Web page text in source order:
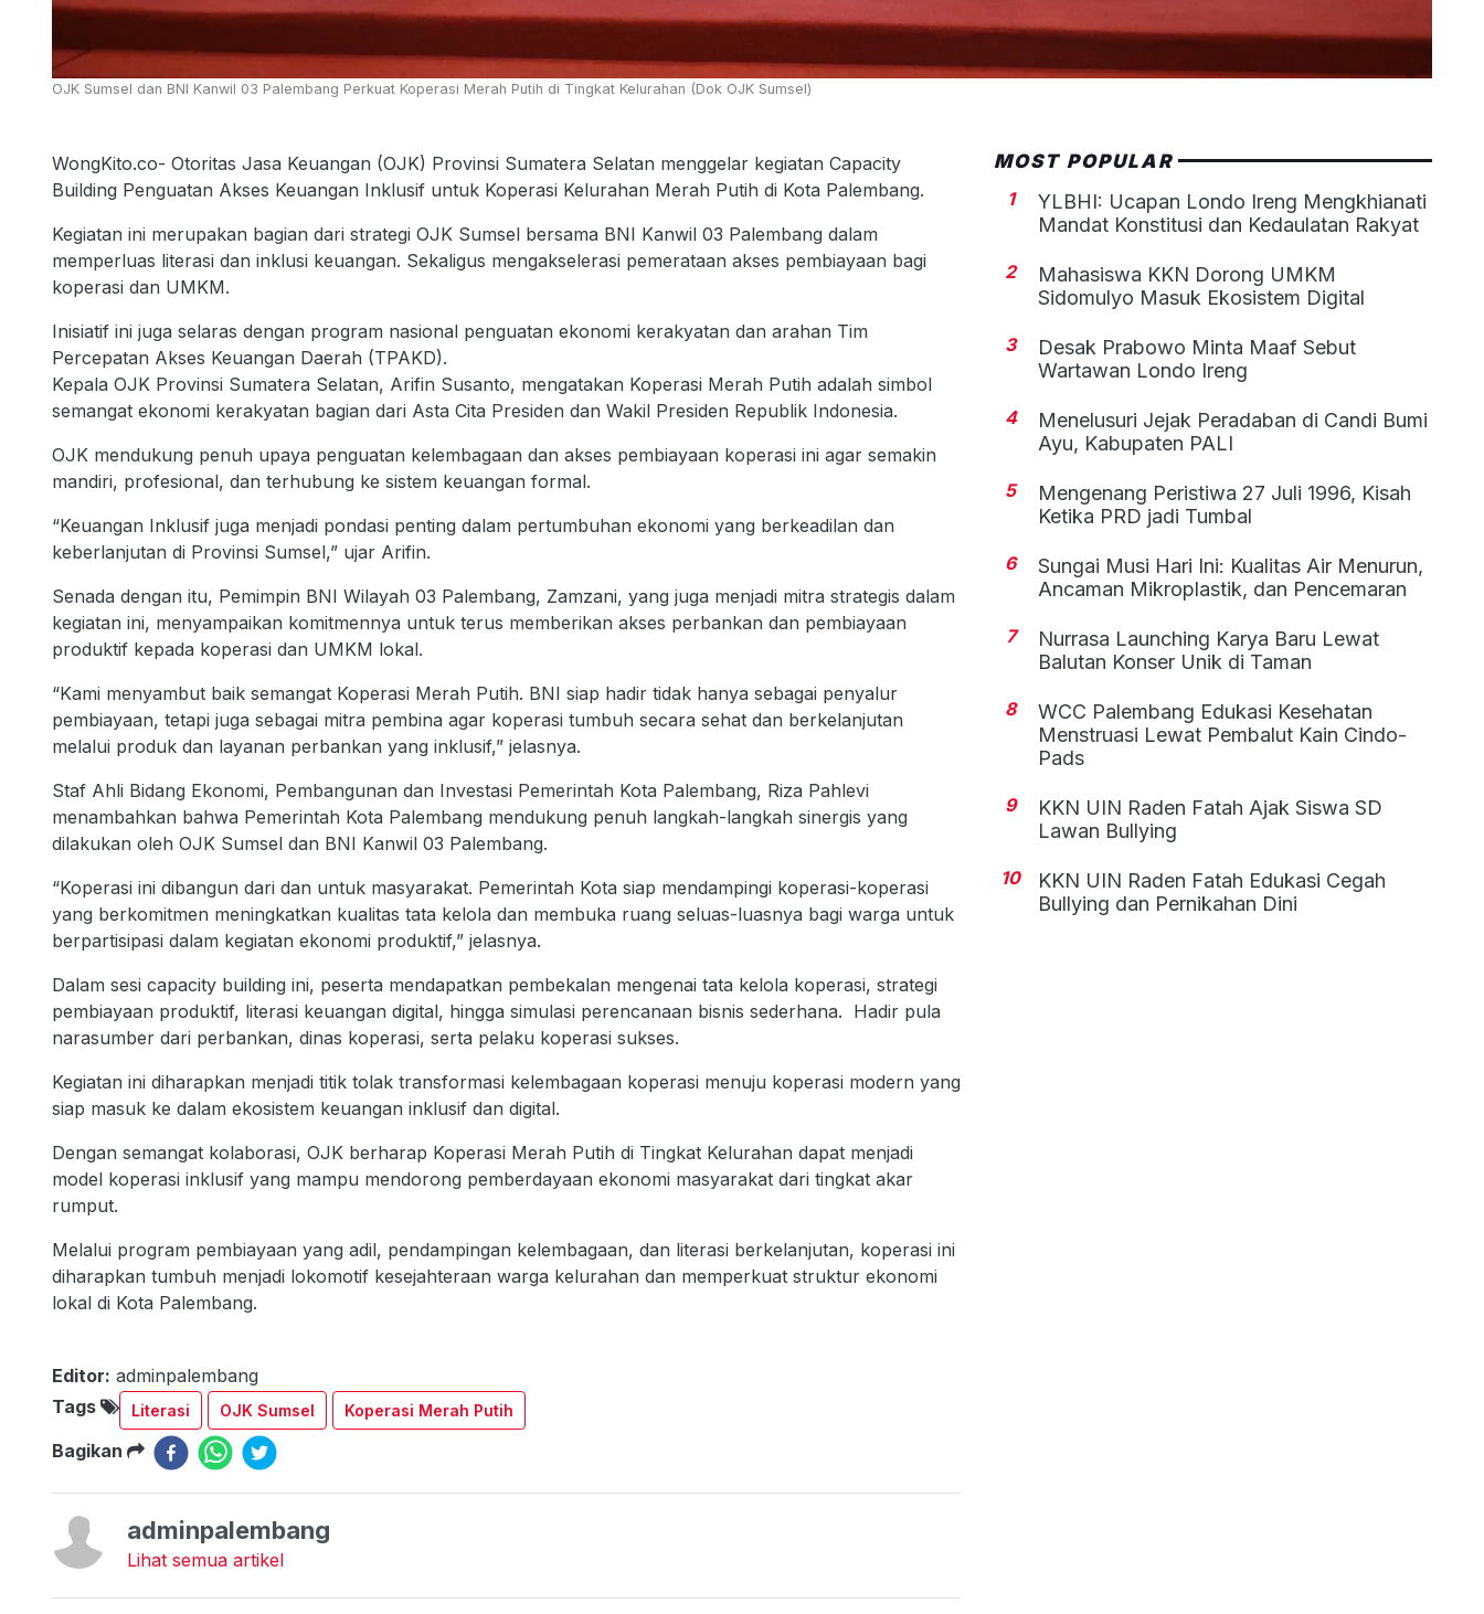
OJK Sumsel dan BNI Kanwil 03 Palembang Perkuat Koperasi Merah Putih di Tingkat Kelurahan (Dok OJK Sumsel)
WongKito.co- Otoritas Jasa Keuangan (OJK) Provinsi Sumatera Selatan menggelar kegiatan Capacity
Building Penguatan Akses Keuangan Inklusif untuk Koperasi Kelurahan Merah Putih di Kota Palembang.
Kegiatan ini merupakan bagian dari strategi OJK Sumsel bersama BNI Kanwil 03 Palembang dalam
memperluas literasi dan inklusi keuangan. Sekaligus mengakselerasi pemerataan akses pembiayaan bagi
koperasi dan UMKM.
Inisiatif ini juga selaras dengan program nasional penguatan ekonomi kerakyatan dan arahan Tim
Percepatan Akses Keuangan Daerah (TPAKD).
Kepala OJK Provinsi Sumatera Selatan, Arifin Susanto, mengatakan Koperasi Merah Putih adalah simbol
semangat ekonomi kerakyatan bagian dari Asta Cita Presiden dan Wakil Presiden Republik Indonesia.
OJK mendukung penuh upaya penguatan kelembagaan dan akses pembiayaan koperasi ini agar semakin
mandiri, profesional, dan terhubung ke sistem keuangan formal.
“Keuangan Inklusif juga menjadi pondasi penting dalam pertumbuhan ekonomi yang berkeadilan dan
keberlanjutan di Provinsi Sumsel,” ujar Arifin.
Senada dengan itu, Pemimpin BNI Wilayah 03 Palembang, Zamzani, yang juga menjadi mitra strategis dalam
kegiatan ini, menyampaikan komitmennya untuk terus memberikan akses perbankan dan pembiayaan
produktif kepada koperasi dan UMKM lokal.
“Kami menyambut baik semangat Koperasi Merah Putih. BNI siap hadir tidak hanya sebagai penyalur
pembiayaan, tetapi juga sebagai mitra pembina agar koperasi tumbuh secara sehat dan berkelanjutan
melalui produk dan layanan perbankan yang inklusif,” jelasnya.
Staf Ahli Bidang Ekonomi, Pembangunan dan Investasi Pemerintah Kota Palembang, Riza Pahlevi
menambahkan bahwa Pemerintah Kota Palembang mendukung penuh langkah-langkah sinergis yang
dilakukan oleh OJK Sumsel dan BNI Kanwil 03 Palembang.
“Koperasi ini dibangun dari dan untuk masyarakat. Pemerintah Kota siap mendampingi koperasi-koperasi
yang berkomitmen meningkatkan kualitas tata kelola dan membuka ruang seluas-luasnya bagi warga untuk
berpartisipasi dalam kegiatan ekonomi produktif,” jelasnya.
Dalam sesi capacity building ini, peserta mendapatkan pembekalan mengenai tata kelola koperasi, strategi
pembiayaan produktif, literasi keuangan digital, hingga simulasi perencanaan bisnis sederhana. Hadir pula
narasumber dari perbankan, dinas koperasi, serta pelaku koperasi sukses.
Kegiatan ini diharapkan menjadi titik tolak transformasi kelembagaan koperasi menuju koperasi modern yang
siap masuk ke dalam ekosistem keuangan inklusif dan digital.
Dengan semangat kolaborasi, OJK berharap Koperasi Merah Putih di Tingkat Kelurahan dapat menjadi
model koperasi inklusif yang mampu mendorong pemberdayaan ekonomi masyarakat dari tingkat akar
rumput.
Melalui program pembiayaan yang adil, pendampingan kelembagaan, dan literasi berkelanjutan, koperasi ini
diharapkan tumbuh menjadi lokomotif kesejahteraan warga kelurahan dan memperkuat struktur ekonomi
lokal di Kota Palembang.
Editor: adminpalembang
Tags
Literasi OJK Sumsel Koperasi Merah Putih
Bagikan
adminpalembang
Lihat semua artikel
MOST POPULAR
1
YLBHI: Ucapan Londo Ireng Mengkhianati
Mandat Konstitusi dan Kedaulatan Rakyat
2
Mahasiswa KKN Dorong UMKM
Sidomulyo Masuk Ekosistem Digital
3
Desak Prabowo Minta Maaf Sebut
Wartawan Londo Ireng
4
Menelusuri Jejak Peradaban di Candi Bumi
Ayu, Kabupaten PALI
5
Mengenang Peristiwa 27 Juli 1996, Kisah
Ketika PRD jadi Tumbal
6
Sungai Musi Hari Ini: Kualitas Air Menurun,
Ancaman Mikroplastik, dan Pencemaran
7
Nurrasa Launching Karya Baru Lewat
Balutan Konser Unik di Taman
8
WCC Palembang Edukasi Kesehatan
Menstruasi Lewat Pembalut Kain Cindo-
Pads
9
KKN UIN Raden Fatah Ajak Siswa SD
Lawan Bullying
10
KKN UIN Raden Fatah Edukasi Cegah
Bullying dan Pernikahan Dini